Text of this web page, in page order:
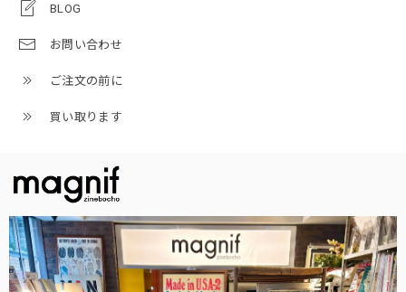
BLOG
お問い合わせ
ご注文の前に
買い取ります